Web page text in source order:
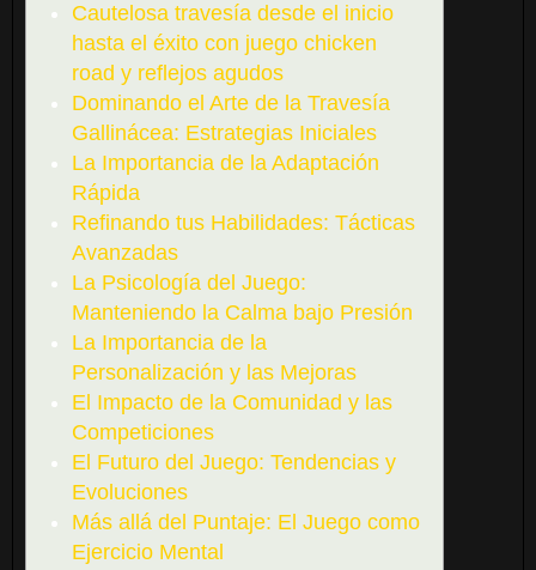
Cautelosa travesía desde el inicio
hasta el éxito con juego chicken
road y reflejos agudos
Dominando el Arte de la Travesía
Gallinácea: Estrategias Iniciales
La Importancia de la Adaptación
Rápida
Refinando tus Habilidades: Tácticas
Avanzadas
La Psicología del Juego:
Manteniendo la Calma bajo Presión
La Importancia de la
Personalización y las Mejoras
El Impacto de la Comunidad y las
Competiciones
El Futuro del Juego: Tendencias y
Evoluciones
Más allá del Puntaje: El Juego como
Ejercicio Mental